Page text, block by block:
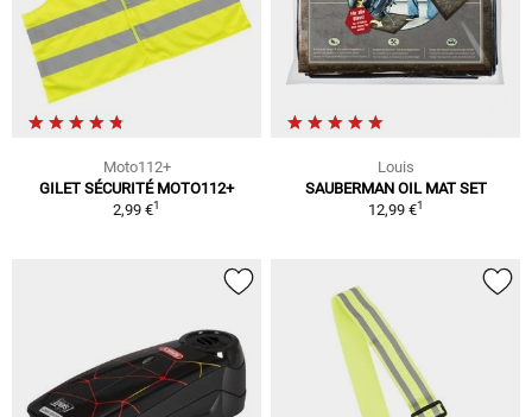
Moto112+
GILET SÉCURITÉ MOTO112+
2,99 €1
Louis
SAUBERMAN OIL MAT SET
12,99 €1